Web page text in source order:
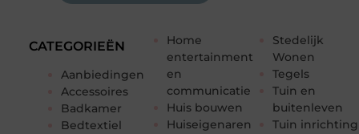
CATEGORIEËN
Aanbiedingen
Accessoires
Badkamer
Bedtextiel
Home
entertainment
en
communicatie
Huis bouwen
Huiseigenaren
Stedelijk
Wonen
Tegels
Tuin en
buitenleven
Tuin inrichting